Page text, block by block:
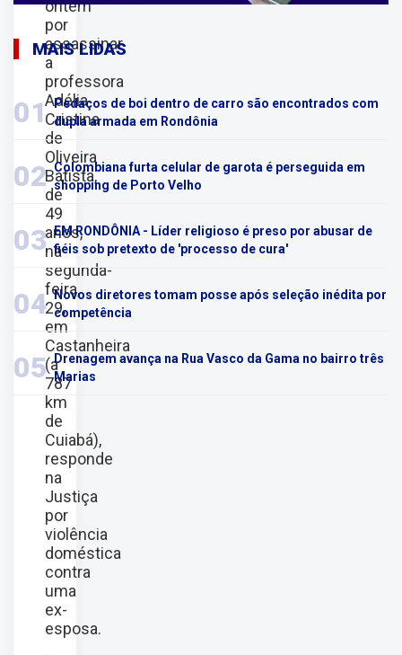
ontem
por
assassinar
a
professora
Adélia
Cristina
de
Oliveira
Batista,
de
49
anos,
na
segunda-
feira,
29,
em
Castanheira
(a
787
km
de
Cuiabá),
responde
na
Justiça
por
violência
doméstica
contra
uma
ex-
esposa.
MAIS LIDAS
01 Pedaços de boi dentro de carro são encontrados com
dupla armada em Rondônia
02 Colombiana furta celular de garota é perseguida em
shopping de Porto Velho
03 EM RONDÔNIA - Líder religioso é preso por abusar de
fiéis sob pretexto de 'processo de cura'
04 Novos diretores tomam posse após seleção inédita por
competência
05 Drenagem avança na Rua Vasco da Gama no bairro três
Marias